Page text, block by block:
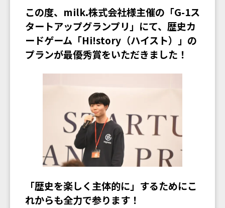
この度、milk.株式会社様主催の「G-1ス
タートアップグランプリ」にて、歴史カ
ードゲーム「Hi!story（ハイスト）」の
プランが最優秀賞をいただきました！
「歴史を楽しく主体的に」するためにこ
れからも全力で参ります！